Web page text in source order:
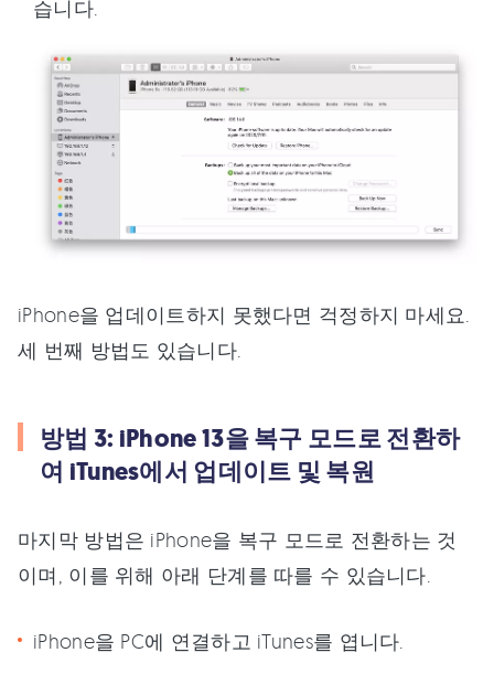
습니다.
iPhone을 업데이트하지 못했다면 걱정하지 마세요.
세 번째 방법도 있습니다.
방법 3: iPhone 13을 복구 모드로 전환하
여 iTunes에서 업데이트 및 복원
마지막 방법은 iPhone을 복구 모드로 전환하는 것
이며, 이를 위해 아래 단계를 따를 수 있습니다.
iPhone을 PC에 연결하고 iTunes를 엽니다.